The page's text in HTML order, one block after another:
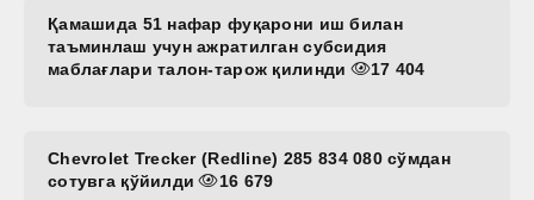
Қамашида 51 нафар фуқарони иш билан
таъминлаш учун ажратилган субсидия
маблағлари талон-тарож қилинди
17 404
Chevrolet Trecker (Redline) 285 834 080 сўмдан
сотувга қўйилди
16 679